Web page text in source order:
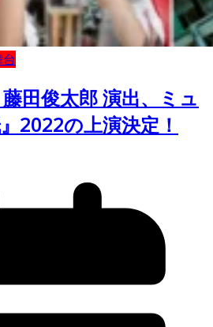
田俊太郎 演出、ミュ
2022の上演決定！